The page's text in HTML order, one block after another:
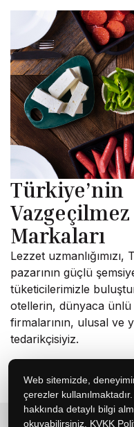
Türkiye’nin
Vazgeçilmez
Markaları
Lezzet
pazarının güçlü
tüketicilerimizle
otellerin, dünyaca
firmalarının, ulusal ve
tedarikçisiyiz.
Web sitemizde,
çerezler
hakkında detaylı bilgi
okuyabilirsiniz. KVKK